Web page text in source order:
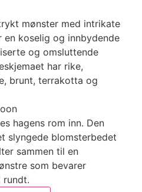
mønster med intrikate
koselig og innbydende
og omsluttende
har rike,
brunt, terrakotta og
hagens rom inn. Den
slyngede blomsterbedet
sammen til en
som bevarer
rundt.